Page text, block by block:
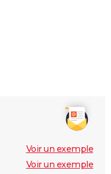
Voir un exemple
Voir un exemple